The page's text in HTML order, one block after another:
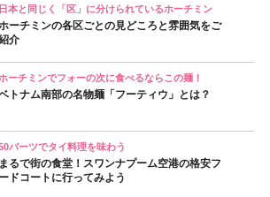
日本と同じく「区」に分けられているホーチミン
ーチミンの各区ごとの見どころと雰囲気をご
介
ホーチミンでフォーの次に食べるならこの麺！
トナム南部の名物麺「フーティウ」とは？
バーツでタイ料理を味わう
まるで街の食堂！スワンナプーム空港の格安フ
ードコートに行ってみよう